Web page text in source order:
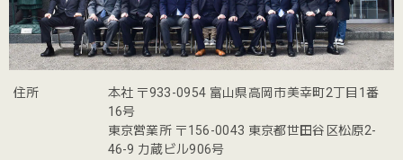
住所
本社 〒933-0954 富山県高岡市美幸町2丁目1番
16号
東京営業所 〒156-0043 東京都世田谷区松原2-
46-9 力蔵ビル906号